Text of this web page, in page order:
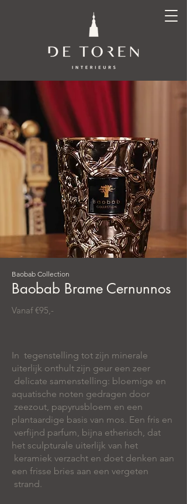
Baobab Brame Cernunnos
Baobab Collection
Vanaf €95,-
In tegenstelling tot zijn minerale
uiterlijk onthult zijn geur een zeer
delicate samenstelling: bloemige en
aquatische noten gedragen door
zeezout, papyrusbloem en een
plantaardige basis van mos. Een fris en
verfijnd parfum, bijna etherisch, dat
het sculpturale uiterlijk van het
keramiek verzacht en doet denken aan
een frisse bries aan een vergeten
strand.